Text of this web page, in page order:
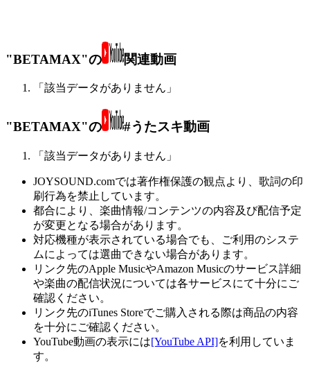
"BETAMAX"の 関連動画
「該当データがありません」
"BETAMAX"の #うたスキ動画
「該当データがありません」
JOYSOUND.comでは著作権保護の観点より、歌詞の印
刷行為を禁止しています。
都合により、楽曲情報/コンテンツの内容及び配信予定
が変更となる場合があります。
対応機種が表示されている場合でも、ご利用のシステ
ムによっては選曲できない場合があります。
リンク先のApple MusicやAmazon Musicのサービス詳細
や楽曲の配信状況については各サービスにて十分にご
確認ください。
リンク先のiTunes Storeでご購入される際は商品の内容
を十分にご確認ください。
YouTube動画の表示には[YouTube API]を利用していま
す。